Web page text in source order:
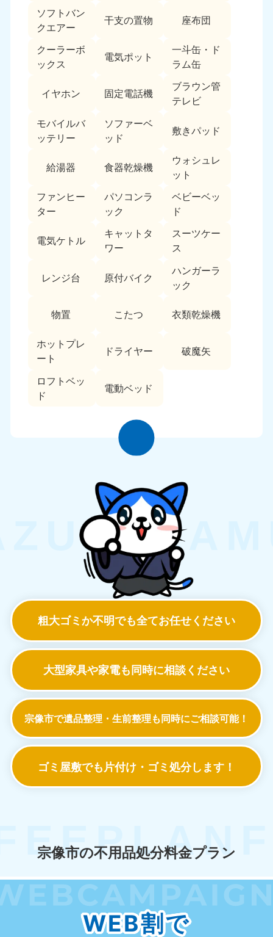
ソフトバン
クエアー
干支の置物 座布団
クーラーボ
ックス
電気ポット
一斗缶・ド
ラム缶
イヤホン 固定電話機
ブラウン管
テレビ
モバイルバ
ッテリー
ソファーベ
ッド
敷きパッド
給湯器 食器乾燥機
ウォシュレ
ット
ファンヒー
ター
パソコンラ
ック
ベビーベッ
ド
電気ケトル
キャットタ
ワー
スーツケー
ス
レンジ台 原付バイク
ハンガーラ
ック
物置 こたつ 衣類乾燥機
ホットプレ
ート
ドライヤー 破魔矢
ロフトベッ
ド
電動ベッド
粗大ゴミか不明でも全てお任せください
大型家具や家電も同時に相談ください
宗像市で遺品整理・生前整理も同時にご相談可能！
ゴミ屋敷でも 片付け・ゴミ処分します！
宗像市の不用品処分料金プラン
WEB割で
大分県
050-1880-9893
9:00〜19:00 年中無休
050-1880-9890
9:00〜19:00 年中無休
050-1880-9892
沖縄県
050-1880-9887